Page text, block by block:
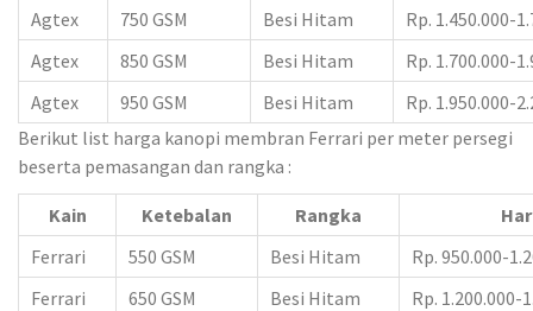
Agtex
750 GSM Besi Hitam
Rp. 1.450.000-
Agtex
850 GSM Besi Hitam
Rp. 1.700.000-
Agtex
950 GSM Besi Hitam
Rp. 1.950.000-
Berikut list harga kanopi membran Ferrari per meter persegi
beserta pemasangan dan rangka :
Kain Ketebalan Rangka
Ferrari
550 GSM Besi Hitam
Rp. 950.000-
Ferrari
650 GSM Besi Hitam
Rp. 1.200.000-